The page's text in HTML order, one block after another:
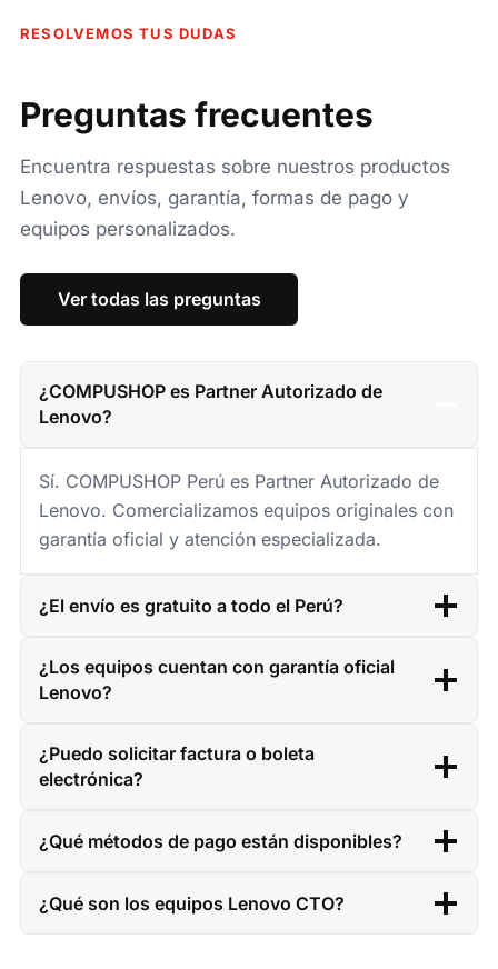
RESOLVEMOS TUS DUDAS
Preguntas frecuentes
Encuentra respuestas sobre nuestros productos
Lenovo, envíos, garantía, formas de pago y
equipos personalizados.
Ver todas las preguntas
¿COMPUSHOP es Partner Autorizado de
Lenovo?
Sí. COMPUSHOP Perú es Partner Autorizado de
Lenovo. Comercializamos equipos originales con
garantía oficial y atención especializada.
¿El envío es gratuito a todo el Perú?
¿Los equipos cuentan con garantía oficial
Lenovo?
¿Puedo solicitar factura o boleta
electrónica?
¿Qué métodos de pago están disponibles?
¿Qué son los equipos Lenovo CTO?